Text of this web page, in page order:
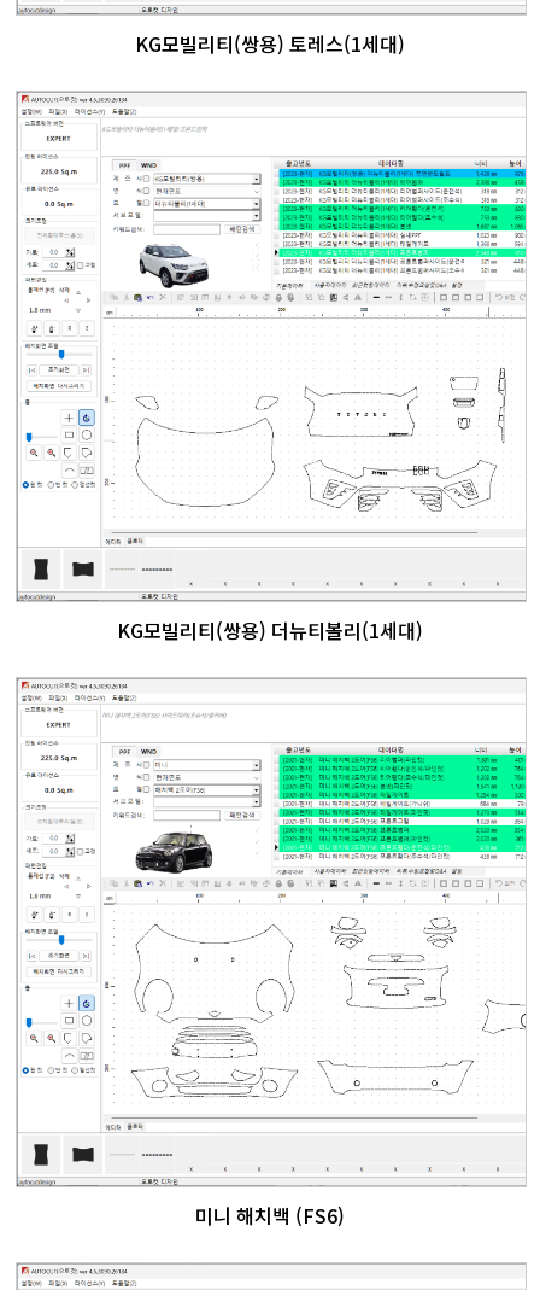
KG모빌리티(쌍용) 토레스(1세대)
KG모빌리티(쌍용) 더뉴티볼리(1세대)
미니 해치백 (FS6)